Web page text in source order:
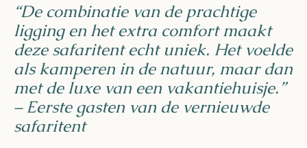
“De combinatie van de prachtige
ligging en het extra comfort maakt
deze safaritent echt uniek. Het voelde
als kamperen in de natuur, maar dan
met de luxe van een vakantiehuisje.”
– Eerste gasten van de vernieuwde
safaritent